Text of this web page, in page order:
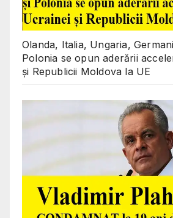
Olanda, Italia, Ungaria,
Polonia se opun aderării
și Republicii Moldova la UE